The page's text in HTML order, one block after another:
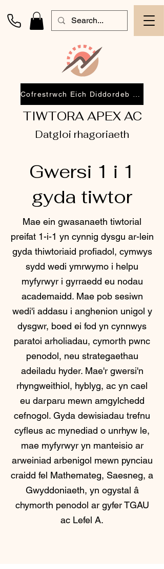
TIWTORA APEX AC
Datgloi rhagoriaeth
Gwersi 1 i 1
gyda tiwtor
Mae ein gwasanaeth tiwtorial
preifat 1-i-1 yn cynnig dysgu ar-lein
gyda thiwtoriaid profiadol, cymwys
sydd wedi ymrwymo i helpu
myfyrwyr i gyrraedd eu nodau
academaidd. Mae pob sesiwn
wedi'i addasu i anghenion unigol y
dysgwr, boed ei fod yn cynnwys
paratoi arholiadau, cymorth pwnc
penodol, neu strategaethau
adeiladu hyder. Mae'r gwersi'n
rhyngweithiol, hyblyg, ac yn cael
eu darparu mewn amgylchedd
cefnogol. Gyda dewisiadau trefnu
cyfleus ac mynediad o unrhyw le,
mae myfyrwyr yn manteisio ar
arweiniad arbenigol mewn pynciau
craidd fel Mathemateg, Saesneg, a
Gwyddoniaeth, yn ogystal â
chymorth penodol ar gyfer TGAU
ac Lefel A.